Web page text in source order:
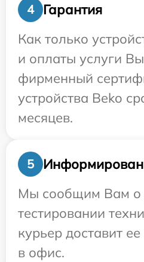
4
Гарантия
Как только
и оплаты услуги
фирменный
устройства Beko
месяцев.
5
Мы сообщим Вам о
тестировании
курьер доставит
в офис.